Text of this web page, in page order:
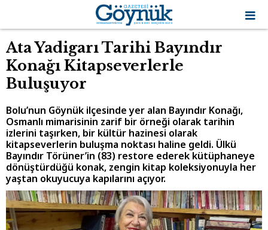
Ata Yadigarı Tarihi Bayındır
Konağı Kitapseverlerle
Buluşuyor
Bolu’nun Göynük ilçesinde yer alan Bayındır Konağı,
Osmanlı mimarisinin zarif bir örneği olarak tarihin
izlerini taşırken, bir kültür hazinesi olarak
kitapseverlerin buluşma noktası haline geldi. Ülkü
Bayındır Törüner’in (83) restore ederek kütüphaneye
dönüştürdüğü konak, zengin kitap koleksiyonuyla her
yaştan okuyucuya kapılarını açıyor.